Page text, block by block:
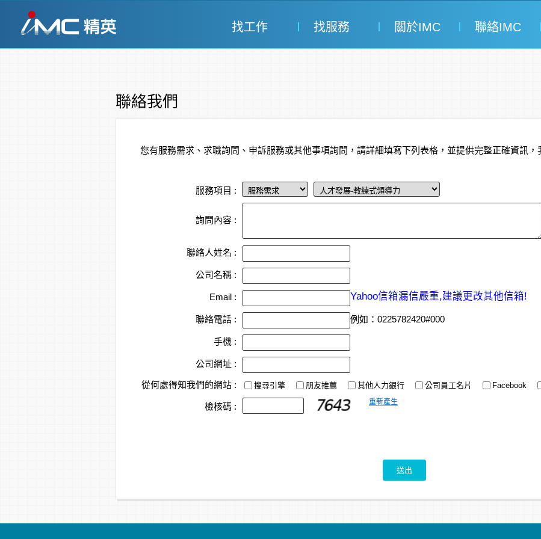
找工作 找服務 關於IMC 聯絡IMC
聯絡我們
您有服務需求、求職詢問、申訴服務或其他事項詢問，請詳細填寫下列表格，並提供完整正確資訊，
服務項目 :
詢問內容 :
聯絡人姓名 :
公司名稱 :
Email : Yahoo信箱漏信嚴重,建議更改其他信箱!
聯絡電話 : 例如：0225782420#000
手機 :
公司網址 :
從何處得知我們的網站 : 搜尋引擎 朋友推薦 其他人力銀行 公司員工名片 Facebook
檢核碼 : 重新產生
送出